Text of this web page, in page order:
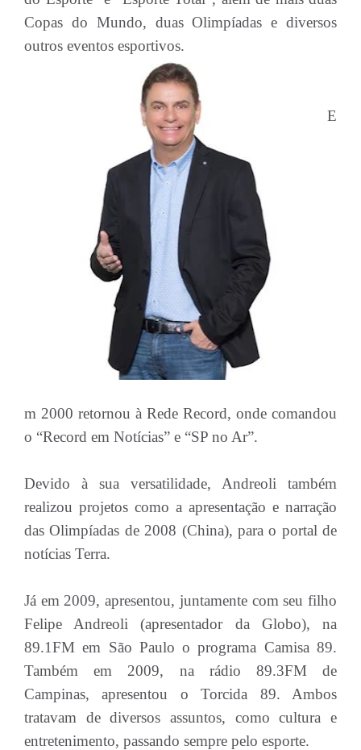
Copas do Mundo, duas Olimpíadas e diversos
outros eventos esportivos.
E
m 2000 retornou à Rede Record, onde comandou
o “Record em Notícias” e “SP no Ar”.
Devido à sua versatilidade, Andreoli também
realizou projetos como a apresentação e narração
das Olimpíadas de 2008 (China), para o portal de
notícias Terra.
Já em 2009, apresentou, juntamente com seu filho
Felipe Andreoli (apresentador da Globo), na
89.1FM em São Paulo o programa Camisa 89.
Também em 2009, na rádio 89.3FM de
Campinas, apresentou o Torcida 89. Ambos
tratavam de diversos assuntos, como cultura e
entretenimento, passando sempre pelo esporte.